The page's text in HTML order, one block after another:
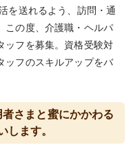
を送れるよう、訪問・通
この度、介護職・ヘルパ
ッフを募集。資格受験対
ッフのスキルアップをバ
さまと蜜にかかわる
します。